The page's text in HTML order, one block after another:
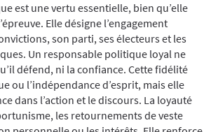
est une vertu essentielle, bien qu’elle
Elle désigne l’engagement
son parti, ses électeurs et les
Un responsable politique loyal ne
défend, ni la confiance. Cette fidélité
ou l’indépendance d’esprit, mais elle
dans l’action et le discours. La loyauté
les retournements de veste